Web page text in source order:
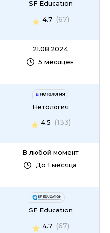
SF Education
4.7
(67)
21.08.2024
5 месяцев
Нетология
4.5
(133)
В любой момент
До 1 месяца
SF Education
4.7
(67)